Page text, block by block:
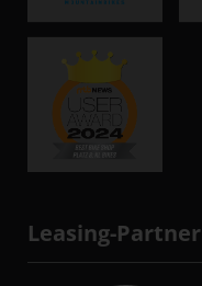
Leasing-Partner